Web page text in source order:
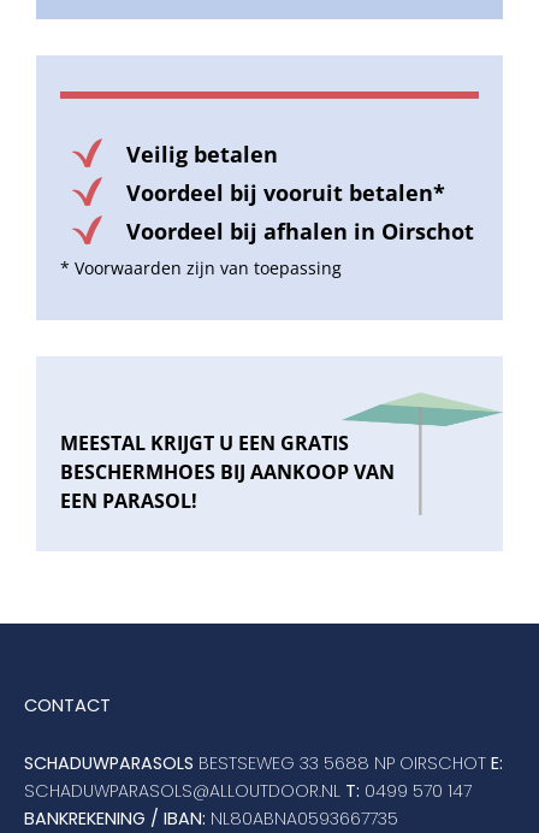
Veilig betalen
Voordeel bij vooruit betalen*
Voordeel bij afhalen in Oirschot
* Voorwaarden zijn van toepassing
MEESTAL KRIJGT U EEN GRATIS
BESCHERMHOES BIJ AANKOOP VAN
EEN PARASOL!
CONTACT
SCHADUWPARASOLS BESTSEWEG 33 5688 NP OIRSCHOT E:
SCHADUWPARASOLS@ALLOUTDOOR.NL T: 0499 570 147
BANKREKENING / IBAN: NL80ABNA0593667735